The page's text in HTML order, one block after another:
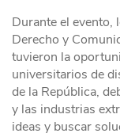
Durante el evento,
Derecho y
tuvieron la
universitarios de
de la República,
y las industrias
ideas y buscar